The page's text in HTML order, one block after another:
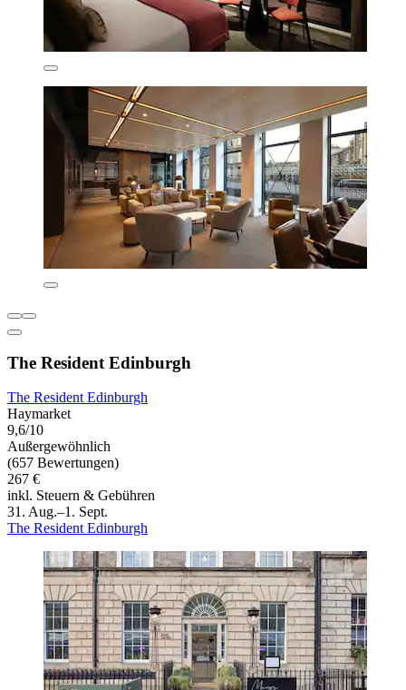
The Resident Edinburgh
The Resident Edinburgh
Haymarket
9,6/10
Außergewöhnlich
(657 Bewertungen)
267 €
inkl. Steuern & Gebühren
31. Aug.–1. Sept.
The Resident Edinburgh